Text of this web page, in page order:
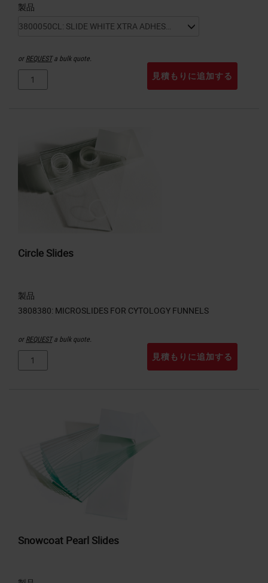
製品
orREQUESTa bulk quote.
見積もりに追加する
Circle Slides
製品
orREQUESTa bulk quote.
見積もりに追加する
Snowcoat Pearl Slides